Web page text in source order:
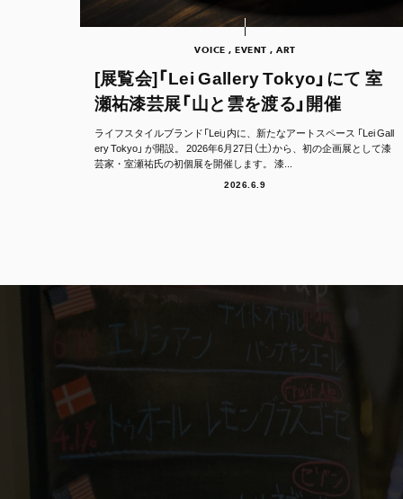
VOICE , EVENT , ART
[展覧会]「Lei Gallery Tokyo」にて 室
瀬祐漆芸展「山と雲を渡る」開催
ライフスタイルブランド「Lei」内に、新たなアートスペース 「Lei Gall
ery Tokyo」 が開設。 2026年6月27日（土）から、初の企画展として漆
芸家・室瀬祐氏の初個展を開催します。 漆...
2026.6.9